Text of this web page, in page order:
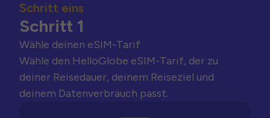
Schritt eins
Schritt 1
Wähle deinen eSIM-Tarif
Wähle den HelloGlobe eSIM-Tarif, der zu
deiner Reisedauer, deinem Reiseziel und
deinem Datenverbrauch passt.